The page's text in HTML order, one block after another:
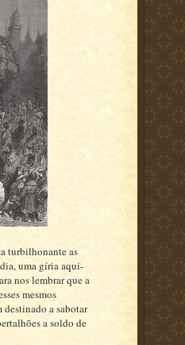
turbilhonante as
uma gíria aqui-
nos lembrar que a
mesmos
a sabotar
a soldo de